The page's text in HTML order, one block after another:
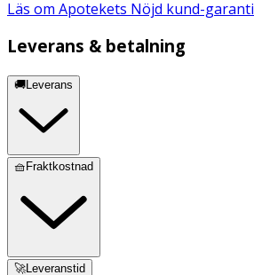
Läs om Apotekets Nöjd kund-garanti
Leverans & betalning
🚚Leverans
🧺Fraktkostnad
🚀Leveranstid